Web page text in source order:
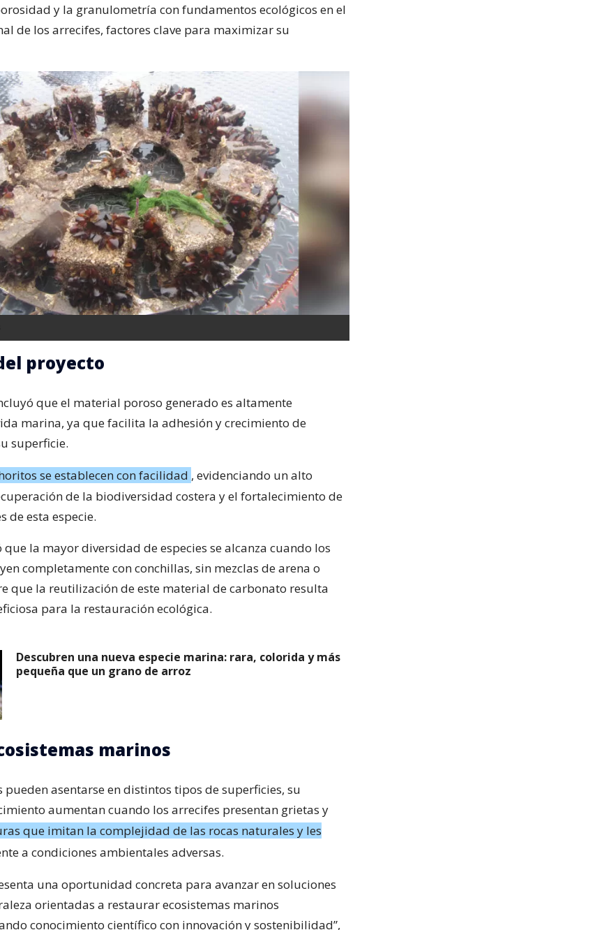
y la granulometría con fundamentos ecológicos en el
de los arrecifes, factores clave para maximizar su
proyecto
que el material poroso generado es altamente
marina, ya que facilita la adhesión y crecimiento de
superficie.
se establecen con facilidad , evidenciando un alto
de la biodiversidad costera y el fortalecimiento de
de esta especie.
que la mayor diversidad de especies se alcanza cuando los
completamente con conchillas, sin mezclas de arena o
que la reutilización de este material de carbonato resulta
para la restauración ecológica.
Descubren una nueva especie marina: rara, colorida y más
pequeña que un grano de arroz
marinos
asentarse en distintos tipos de superficies, su
aumentan cuando los arrecifes presentan grietas y
que imitan la complejidad de las rocas naturales y les
a condiciones ambientales adversas.
una oportunidad concreta para avanzar en soluciones
orientadas a restaurar ecosistemas marinos
conocimiento científico con innovación y sostenibilidad”,